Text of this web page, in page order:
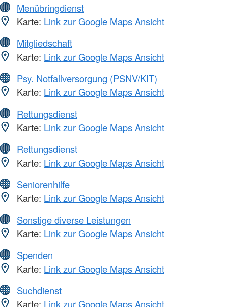
Menübringdienst
Karte: Link zur Google Maps Ansicht
Mitgliedschaft
Karte: Link zur Google Maps Ansicht
Psy. Notfallversorgung (PSNV/KIT)
Karte: Link zur Google Maps Ansicht
Rettungsdienst
Karte: Link zur Google Maps Ansicht
Rettungsdienst
Karte: Link zur Google Maps Ansicht
Seniorenhilfe
Karte: Link zur Google Maps Ansicht
Sonstige diverse Leistungen
Karte: Link zur Google Maps Ansicht
Spenden
Karte: Link zur Google Maps Ansicht
Suchdienst
Karte: Link zur Google Maps Ansicht